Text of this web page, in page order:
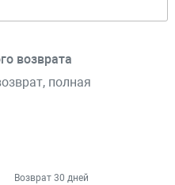
возврата
полная
Возврат 30 дней